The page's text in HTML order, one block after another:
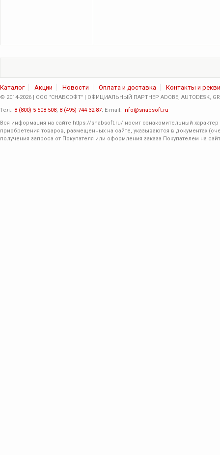
Каталог Акции Новости Оплата и доставка Контакты и
© 2014-2026 | ООО "СНАБСОФТ" | ОФИЦИАЛЬНЫЙ ПАРТНЕР ADOBE, AUTODESK,
Тел.: 8 (800) 5-508-508, 8 (495) 744-32-87; E-mail: info@snabsoft.ru
Вся информация на сайте https://snabsoft.ru/ носит ознакомительный
приобретения товаров, размещенных на сайте, указываются в документах
получения запроса от Покупателя или оформления заказа Покупателем на